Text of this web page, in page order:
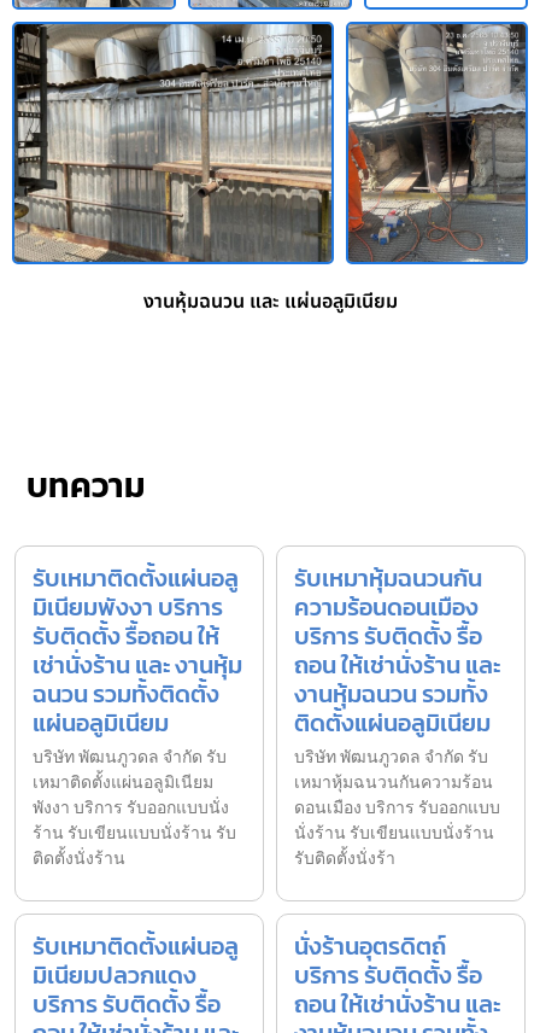
งานหุ้มฉนวน และ แผ่นอลูมิเนียม
บทความ
รับเหมาติดตั้งแผ่นอลู
มิเนียมพังงา บริการ
รับติดตั้ง รื้อถอน ให้
เช่านั่งร้าน และ งานหุ้ม
ฉนวน รวมทั้งติดตั้ง
แผ่นอลูมิเนียม
บริษัท พัฒนภูวดล จำกัด รับ
เหมาติดตั้งแผ่นอลูมิเนียม
พังงา บริการ รับออกแบบนั่ง
ร้าน รับเขียนแบบนั่งร้าน รับ
ติดตั้งนั่งร้าน
รับเหมาหุ้มฉนวนกัน
ความร้อนดอนเมือง
บริการ รับติดตั้ง รื้อ
ถอน ให้เช่านั่งร้าน และ
งานหุ้มฉนวน รวมทั้ง
ติดตั้งแผ่นอลูมิเนียม
บริษัท พัฒนภูวดล จำกัด รับ
เหมาหุ้มฉนวนกันความร้อน
ดอนเมือง บริการ รับออกแบบ
นั่งร้าน รับเขียนแบบนั่งร้าน
รับติดตั้งนั่งร้า
รับเหมาติดตั้งแผ่นอลู
มิเนียมปลวกแดง
บริการ รับติดตั้ง รื้อ
นั่งร้านอุตรดิตถ์
บริการ รับติดตั้ง รื้อ
ถอน ให้เช่านั่งร้าน และ